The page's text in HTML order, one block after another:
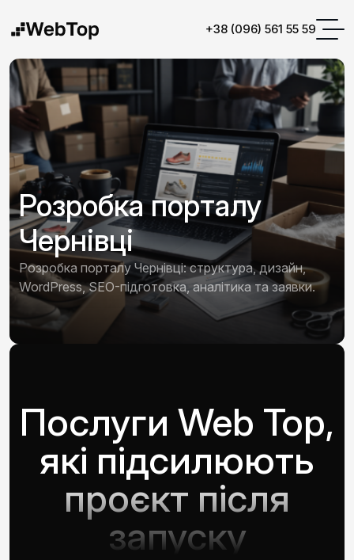
+38 (096) 561 55 59
Розробка порталу
Чернівці
Розробка порталу Чернівці: структура, дизайн,
WordPress, SEO-підготовка, аналітика та заявки.
Послуги Web Top,
які підсилюють
проєкт після
запуску